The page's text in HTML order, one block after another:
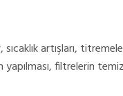
artışları,
filtrelerin